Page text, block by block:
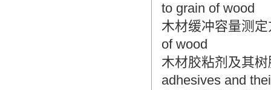
to grain of wood
木材缓冲容量测
of wood
木材胶粘剂及其
adhesives and